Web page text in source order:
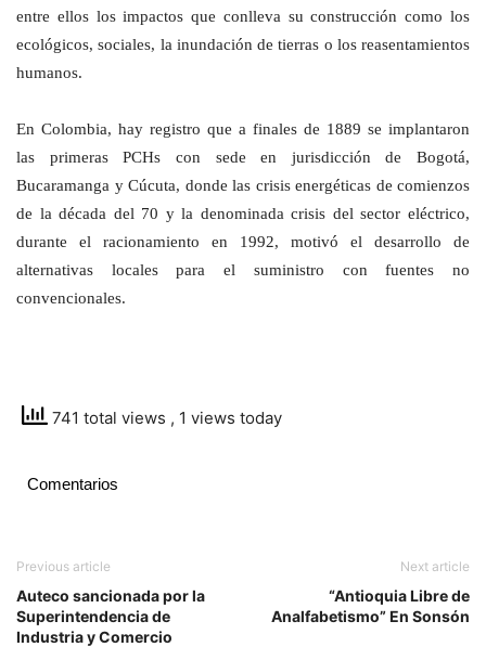
entre ellos los impactos que conlleva su construcción como los
ecológicos, sociales, la inundación de tierras o los reasentamientos
humanos.
En Colombia, hay registro que a finales de 1889 se implantaron
las primeras PCHs con sede en jurisdicción de Bogotá,
Bucaramanga y Cúcuta, donde las crisis energéticas de comienzos
de la década del 70 y la denominada crisis del sector eléctrico,
durante el racionamiento en 1992, motivó el desarrollo de
alternativas locales para el suministro con fuentes no
convencionales.
741 total views , 1 views today
Comentarios
Previous article
Auteco sancionada por la
Superintendencia de
Industria y Comercio
Next article
“Antioquia Libre de
Analfabetismo” En Sonsón